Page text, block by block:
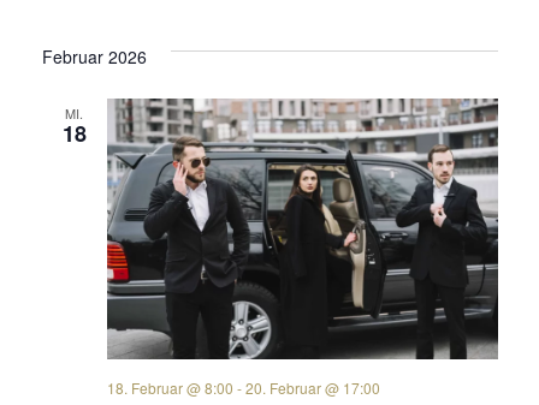
Februar 2026
MI.
18
18. Februar @ 8:00 -20. Februar @ 17:00